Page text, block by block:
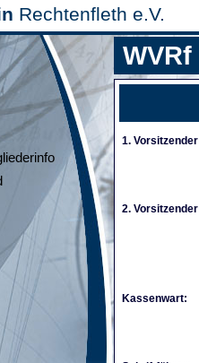
Rechtenfleth e.V.
WVRf
1.
2.
Kassenwart: